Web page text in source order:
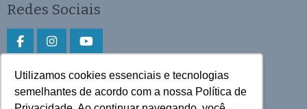
Utilizamos cookies essenciais e tecnologias
semelhantes de acordo com a nossa Política de
Redes Sociais
Faça download do aplicativo